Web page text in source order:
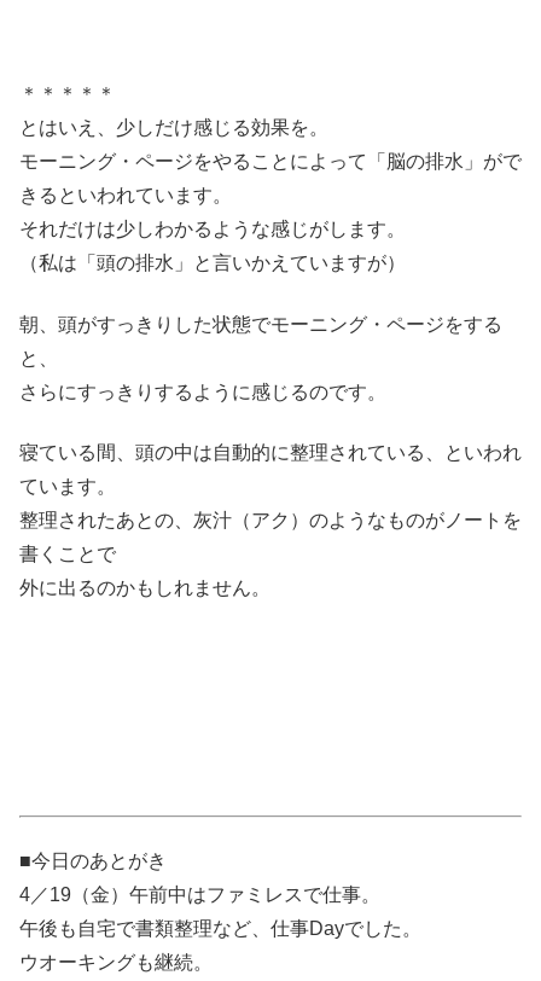
＊＊＊＊＊
とはいえ、少しだけ感じる効果を。
モーニング・ページをやることによって「脳の排水」がで
きるといわれています。
それだけは少しわかるような感じがします。
（私は「頭の排水」と言いかえていますが）
朝、頭がすっきりした状態でモーニング・ページをする
と、
さらにすっきりするように感じるのです。
寝ている間、頭の中は自動的に整理されている、といわれ
ています。
整理されたあとの、灰汁（アク）のようなものがノートを
書くことで
外に出るのかもしれません。
■今日のあとがき
4／19（金）午前中はファミレスで仕事。
午後も自宅で書類整理など、仕事Dayでした。
ウオーキングも継続。